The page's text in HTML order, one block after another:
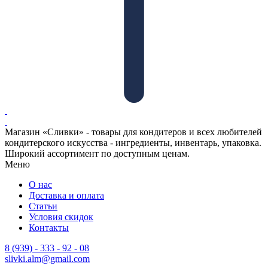
Магазин «Сливки» - товары для кондитеров и всех любителей
кондитерского искусства - ингредиенты, инвентарь, упаковка.
Широкий ассортимент по доступным ценам.
Меню
О нас
Доставка и оплата
Статьи
Условия скидок
Контакты
8 (939) - 333 - 92 - 08
slivki.alm@gmail.com